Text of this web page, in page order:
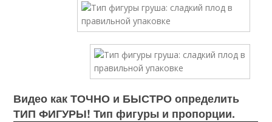
Видео как ТОЧНО и БЫСТРО определить
ТИП ФИГУРЫ! Тип фигуры и пропорции.